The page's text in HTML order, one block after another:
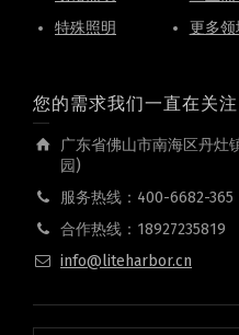
特殊照明
更多领
您的需求我们一直在关注
广东省佛山市南海区丹灶
园)
服务热线：400-6682-365
合作热线：18927235819
info@liteharbor.cn